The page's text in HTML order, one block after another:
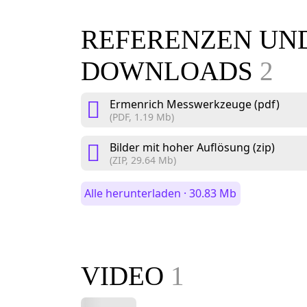
REFERENZEN
DOWNLOADS 2
Ermenrich Messwerkzeuge (pdf)
(PDF, 1.19 Mb)
Bilder mit hoher Auflösung (zip)
(ZIP, 29.64 Mb)
Alle herunterladen · 30.83 Mb
VIDEO 1